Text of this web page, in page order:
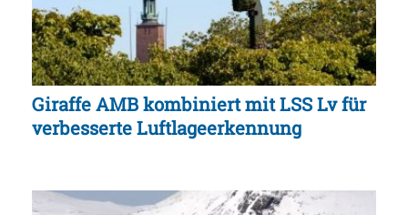
Giraffe AMB kombiniert mit LSS Lv für
verbesserte Luftlageerkennung